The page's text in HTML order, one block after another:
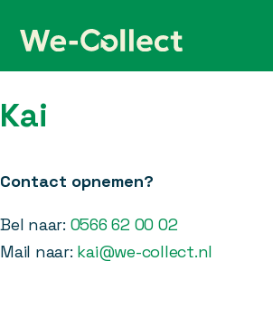
Kai
Contact opnemen?
Bel naar: 0566 62 00 02
Mail naar: kai@we-collect.nl